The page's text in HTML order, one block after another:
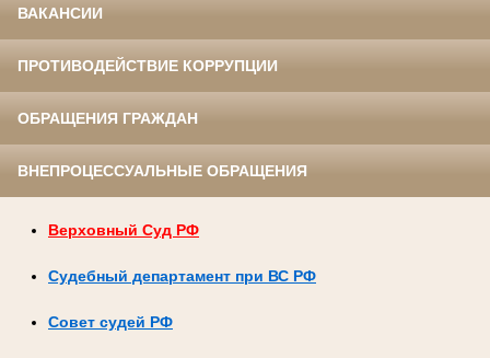
ВАКАНСИИ
ПРОТИВОДЕЙСТВИЕ КОРРУПЦИИ
ОБРАЩЕНИЯ ГРАЖДАН
ВНЕПРОЦЕССУАЛЬНЫЕ ОБРАЩЕНИЯ
Верховный Суд РФ
Судебный департамент при ВС РФ
Совет судей РФ